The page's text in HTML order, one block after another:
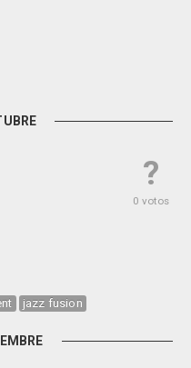
?
0 votos
jazz fusion